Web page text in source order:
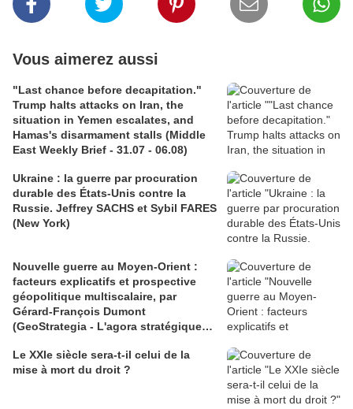
Vous aimerez aussi
"Last chance before decapitation."
Trump halts attacks on Iran, the
situation in Yemen escalates, and
Hamas's disarmament stalls (Middle
East Weekly Brief - 31.07 - 06.08)
Ukraine : la guerre par procuration
durable des États-Unis contre la
Russie. Jeffrey SACHS et Sybil FARES
(New York)
Nouvelle guerre au Moyen-Orient :
facteurs explicatifs et prospective
géopolitique multiscalaire, par
Gérard-François Dumont
(GeoStrategia - L'agora stratégique
n° 72 de juillet 2026)
Le XXIe siècle sera-t-il celui de la
mise à mort du droit ?